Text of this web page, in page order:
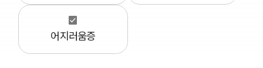
어지러움증